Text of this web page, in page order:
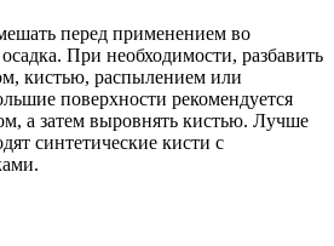
перед применением во
При необходимости, разбавить
кистью, распылением или
поверхности рекомендуется
а затем выровнять кистью. Лучше
синтетические кисти с